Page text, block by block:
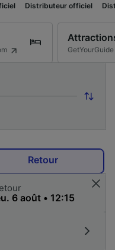
officiel Distributeur officiel
GetYourGuide
Retour